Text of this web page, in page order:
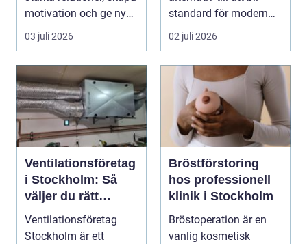
motivation och ge ny
energi till både chefe...
03 juli 2026
standard för modern
belysning. Fö...
02 juli 2026
Ventilationsföretag
i Stockholm: Så
väljer du rätt
partner för frisk
luft inomhus
Ventilationsföretag
Stockholm är ett
Bröstförstoring
hos professionell
klinik i Stockholm
Bröstoperation är en
vanlig kosmetisk